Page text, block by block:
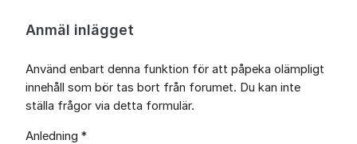
Anmäl inlägget
Använd enbart denna funktion för att påpeka olämpligt
innehåll som bör tas bort från forumet. Du kan inte
ställa frågor via detta formulär.
Anledning *